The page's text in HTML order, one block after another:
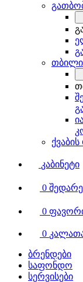
თბილი
კაბინეტი
0
0
0
ბრენდები
საფონდო
სერვისები